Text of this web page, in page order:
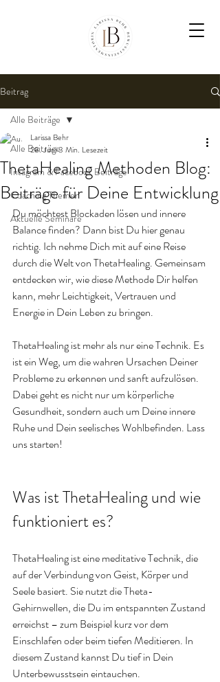
Beitrag
Alle Beiträge
Intagram & Facebook Beiträge
Coaching Themen
Aktuelle Seminare
Alle Beiträge
ThetaHealing Methoden Blog:
Beiträge für Deine Entwicklung
Larissa Behr
28. Juni3 Min. Lesezeit
Du möchtest Blockaden lösen und innere
Balance finden? Dann bist Du hier genau
richtig. Ich nehme Dich mit auf eine Reise
durch die Welt von ThetaHealing. Gemeinsam
entdecken wir, wie diese Methode Dir helfen
kann, mehr Leichtigkeit, Vertrauen und
Energie in Dein Leben zu bringen.
ThetaHealing ist mehr als nur eine Technik. Es
ist ein Weg, um die wahren Ursachen Deiner
Probleme zu erkennen und sanft aufzulösen.
Dabei geht es nicht nur um körperliche
Gesundheit, sondern auch um Deine innere
Ruhe und Dein seelisches Wohlbefinden. Lass
uns starten!
Was ist ThetaHealing und wie
funktioniert es?
ThetaHealing ist eine meditative Technik, die
auf der Verbindung von Geist, Körper und
Seele basiert. Sie nutzt die Theta-
Gehirnwellen, die Du im entspannten Zustand
erreichst – zum Beispiel kurz vor dem
Einschlafen oder beim tiefen Meditieren. In
diesem Zustand kannst Du tief in Dein
Unterbewusstsein eintauchen.